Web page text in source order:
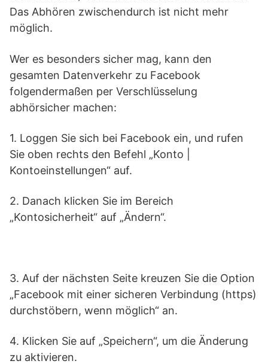
Das Abhören zwischendurch ist nicht mehr
möglich.
Wer es besonders sicher mag, kann den
gesamten Datenverkehr zu Facebook
folgendermaßen per Verschlüsselung
abhörsicher machen:
1. Loggen Sie sich bei Facebook ein, und rufen
Sie oben rechts den Befehl „Konto |
Kontoeinstellungen“ auf.
2. Danach klicken Sie im Bereich
„Kontosicherheit“ auf „Ändern“.
3. Auf der nächsten Seite kreuzen Sie die Option
„Facebook mit einer sicheren Verbindung (https)
durchstöbern, wenn möglich“ an.
4. Klicken Sie auf „Speichern“, um die Änderung
zu aktivieren.